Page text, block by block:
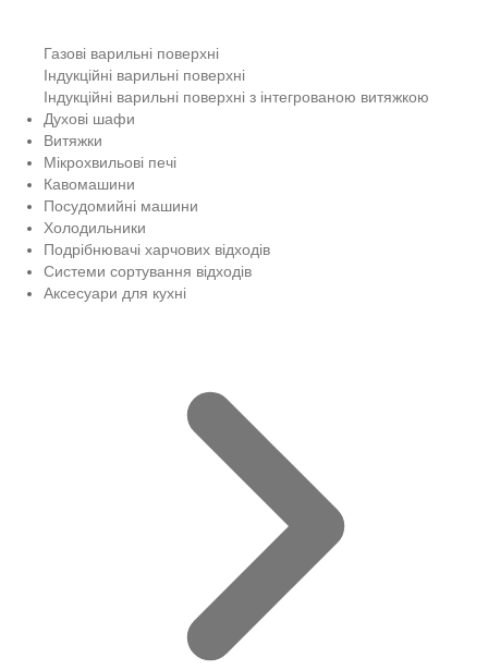
Газові варильні поверхні
Індукційні варильні поверхні
Індукційні варильні поверхні з інтегрованою витяжкою
Духові шафи
Витяжки
Мікрохвильові печі
Кавомашини
Посудомийні машини
Холодильники
Подрібнювачі харчових відходів
Системи сортування відходів
Аксесуари для кухні